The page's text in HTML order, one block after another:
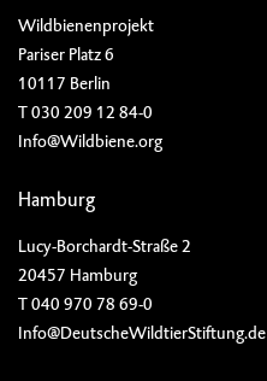
Wildbienenprojekt
Pariser Platz 6
10117 Berlin
T 030 209 12 84-0
Info@Wildbiene.org
Hamburg
Lucy-Borchardt-Straße 2
20457 Hamburg
T 040 970 78 69-0
Info@DeutscheWildtierStiftung.de